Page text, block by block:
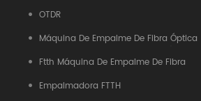
OTDR
Máquina De Empalme De Fibra Óptica
Ftth Máquina De Empalme De Fibra
Empalmadora FTTH